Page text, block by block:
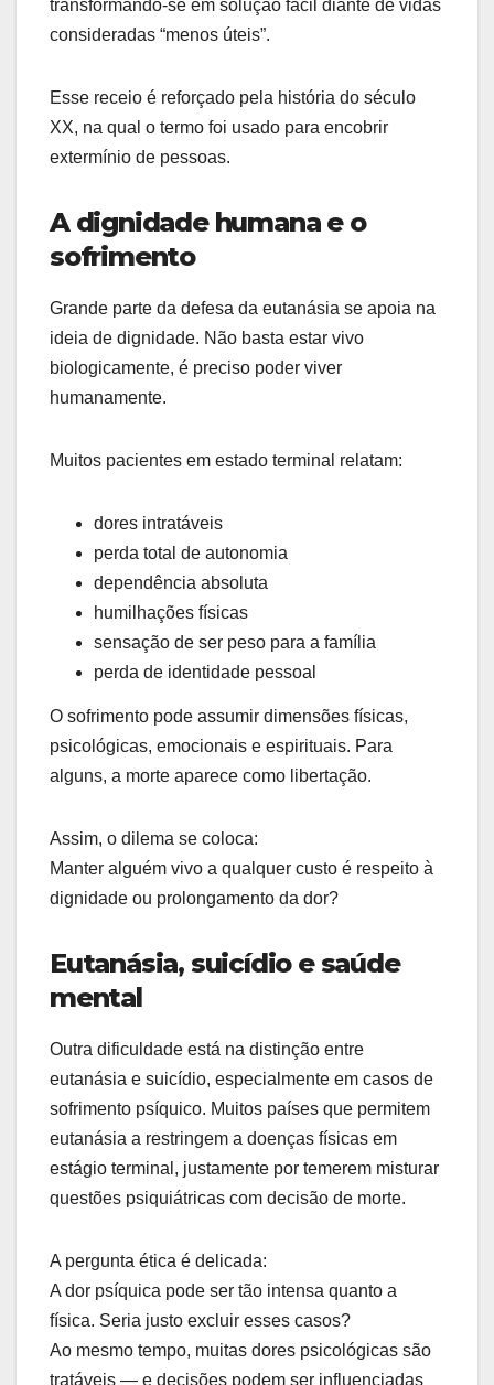
transformando-se em solução fácil diante de vidas
consideradas “menos úteis”.
Esse receio é reforçado pela história do século
XX, na qual o termo foi usado para encobrir
extermínio de pessoas.
A dignidade humana e o
sofrimento
Grande parte da defesa da eutanásia se apoia na
ideia de dignidade. Não basta estar vivo
biologicamente, é preciso poder viver
humanamente.
Muitos pacientes em estado terminal relatam:
dores intratáveis
perda total de autonomia
dependência absoluta
humilhações físicas
sensação de ser peso para a família
perda de identidade pessoal
O sofrimento pode assumir dimensões físicas,
psicológicas, emocionais e espirituais. Para
alguns, a morte aparece como libertação.
Assim, o dilema se coloca:
Manter alguém vivo a qualquer custo é respeito à
dignidade ou prolongamento da dor?
Eutanásia, suicídio e saúde
mental
Outra dificuldade está na distinção entre
eutanásia e suicídio, especialmente em casos de
sofrimento psíquico. Muitos países que permitem
eutanásia a restringem a doenças físicas em
estágio terminal, justamente por temerem misturar
questões psiquiátricas com decisão de morte.
A pergunta ética é delicada:
A dor psíquica pode ser tão intensa quanto a
física. Seria justo excluir esses casos?
Ao mesmo tempo, muitas dores psicológicas são
tratáveis — e decisões podem ser influenciadas